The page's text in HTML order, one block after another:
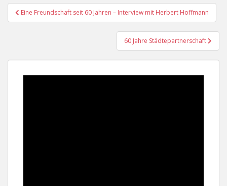
Beitragsnavigation
Eine Freundschaft seit 60 Jahren – Interview mit Herbert Hoffmann
60 Jahre Städtepartnerschaft